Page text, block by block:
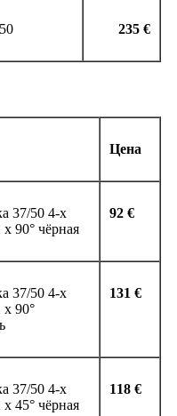
235 €
Цена
37/50 4-х
90° чёрная
92 €
37/50 4-х
x 90°
131 €
37/50 4-х
45° чёрная
118 €